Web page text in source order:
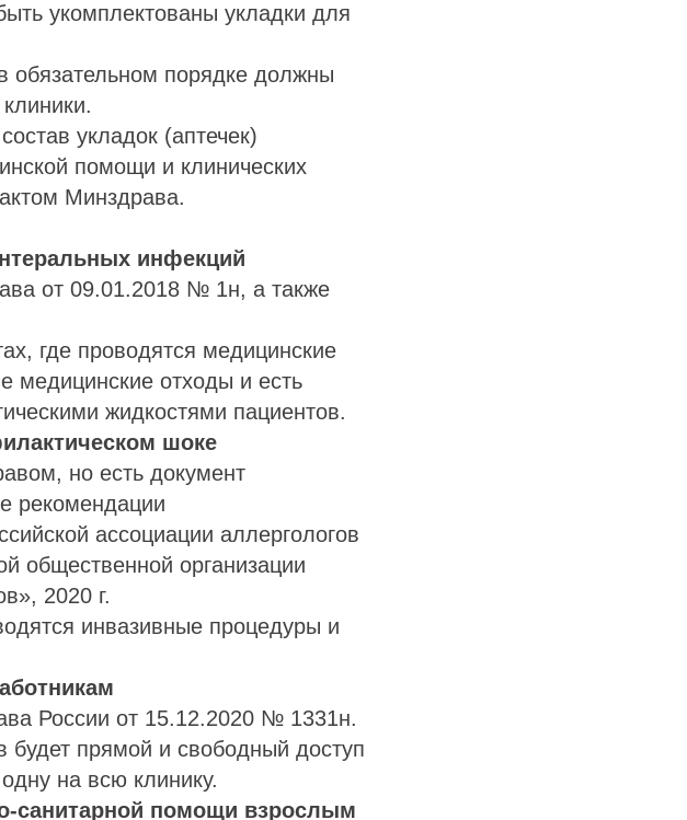
укомплектованы укладки для
обязательном порядке должны
укладок (аптечек)
помощи и клинических
Минздрава.
инфекций
от 09.01.2018 № 1н, а также
где проводятся медицинские
медицинские отходы и есть
жидкостями пациентов.
шоке
но есть документ
рекомендации
ассоциации аллергологов
общественной организации
2020 г.
инвазивные процедуры и
России от 15.12.2020 № 1331н.
будет прямой и свободный доступ
на всю клинику.
санитарной помощи взрослым